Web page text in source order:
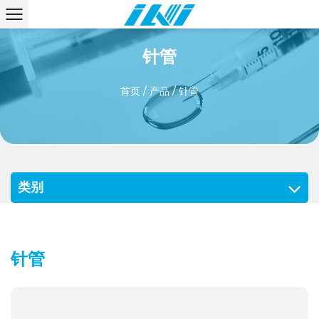
针管
首页 / 产品/针管
类别
针管